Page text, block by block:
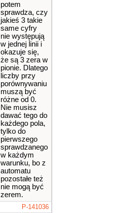
potem
sprawdza, czy
jakieś 3 takie
same cyfry
nie występują
w jednej linii i
okazuje się,
że są 3 zera w
pionie. Dlatego
liczby przy
porównywaniu
muszą być
różne od 0.
Nie musisz
dawać tego do
każdego pola,
tylko do
pierwszego
sprawdzanego
w każdym
warunku, bo z
automatu
pozostałe też
nie mogą być
zerem.
P-141036